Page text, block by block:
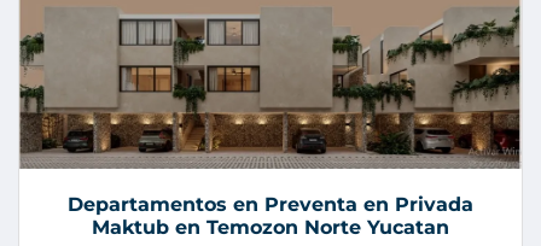
Departamentos en Preventa en Privada
Maktub en Temozon Norte Yucatan